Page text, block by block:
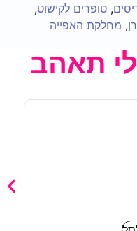
, טופרים לקישוט,
, מחלקת האפייה
תאהב
12 שרשראות הוואי – כסף מטאלי